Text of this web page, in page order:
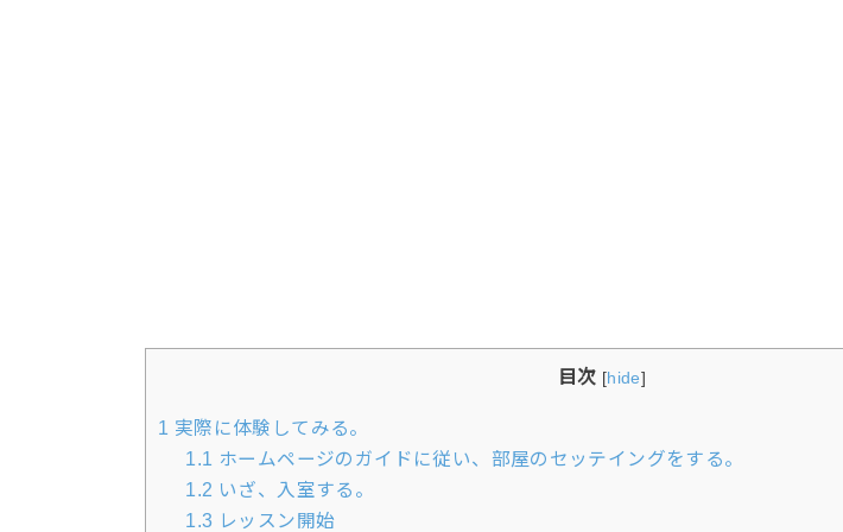
目次 [hide]
1 実際に体験してみる。
1.1 ホームページのガイドに従い、部屋のセッテイングをする。
1.2 いざ、入室する。
1.3 レッスン開始